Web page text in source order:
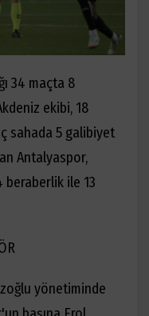
34 maçta 8
ekibi, 18
sahada 5 galibiyet
Antalyaspor,
beraberlik ile 13
yönetiminde